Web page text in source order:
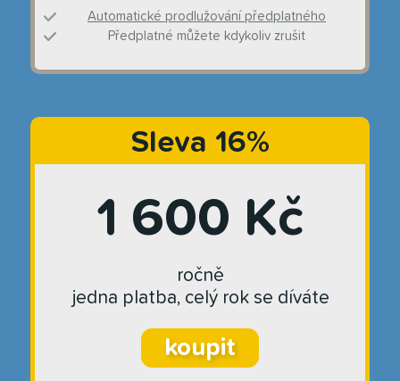
Automatické prodlužování předplatného
Předplatné můžete kdykoliv zrušit
Sleva 16%
1 600 Kč
ročně
jedna platba, celý rok se díváte
koupit